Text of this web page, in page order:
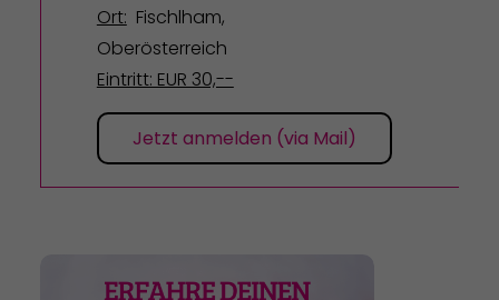
Ort: Fischlham,
Oberösterreich
Eintritt: EUR 30,--
Jetzt anmelden (via Mail)